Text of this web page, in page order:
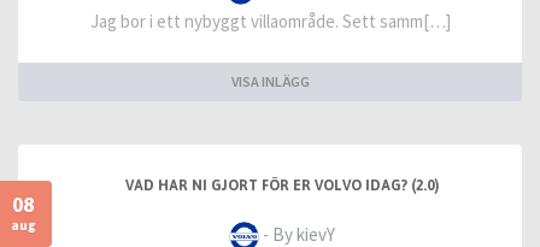
Jag bor i ett nybyggt villaområde. Sett samm[…]
VISA INLÄGG
08
aug
VAD HAR NI GJORT FÖR ER VOLVO IDAG? (2.0)
- By kievY